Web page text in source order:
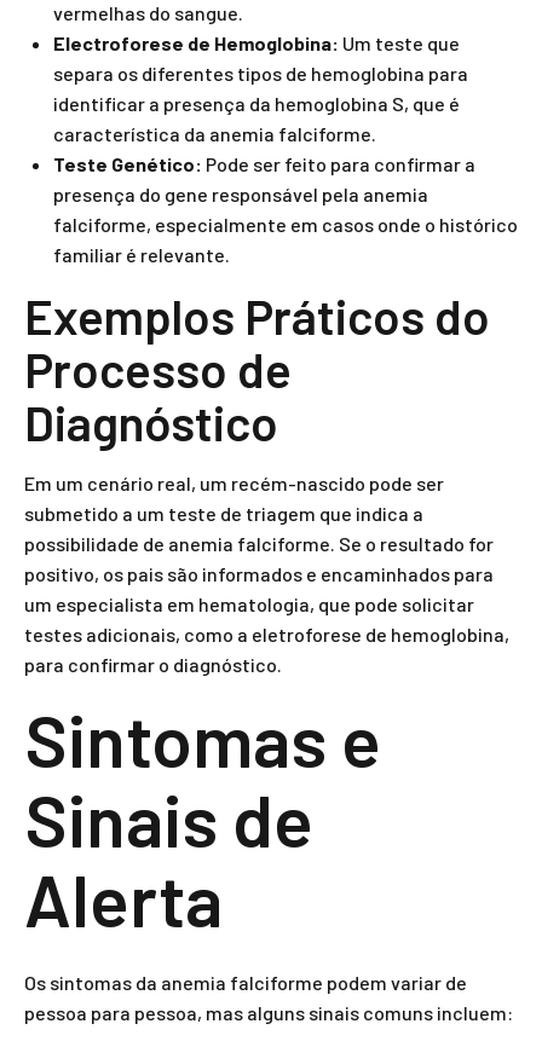
vermelhas do sangue.
Electroforese de Hemoglobina: Um teste que
separa os diferentes tipos de hemoglobina para
identificar a presença da hemoglobina S, que é
característica da anemia falciforme.
Teste Genético: Pode ser feito para confirmar a
presença do gene responsável pela anemia
falciforme, especialmente em casos onde o histórico
familiar é relevante.
Exemplos Práticos do
Processo de
Diagnóstico
Em um cenário real, um recém-nascido pode ser
submetido a um teste de triagem que indica a
possibilidade de anemia falciforme. Se o resultado for
positivo, os pais são informados e encaminhados para
um especialista em hematologia, que pode solicitar
testes adicionais, como a eletroforese de hemoglobina,
para confirmar o diagnóstico.
Sintomas e
Sinais de
Alerta
Os sintomas da anemia falciforme podem variar de
pessoa para pessoa, mas alguns sinais comuns incluem: